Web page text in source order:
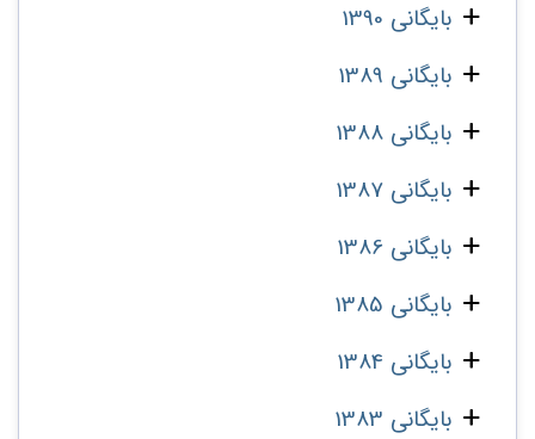
بایگانی 1390
بایگانی 1389
بایگانی 1388
بایگانی 1387
بایگانی 1386
بایگانی 1385
بایگانی 1384
بایگانی 1383